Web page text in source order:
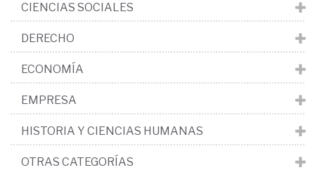
CIENCIAS SOCIALES
DERECHO
ECONOMÍA
EMPRESA
HISTORIA Y CIENCIAS HUMANAS
OTRAS CATEGORÍAS